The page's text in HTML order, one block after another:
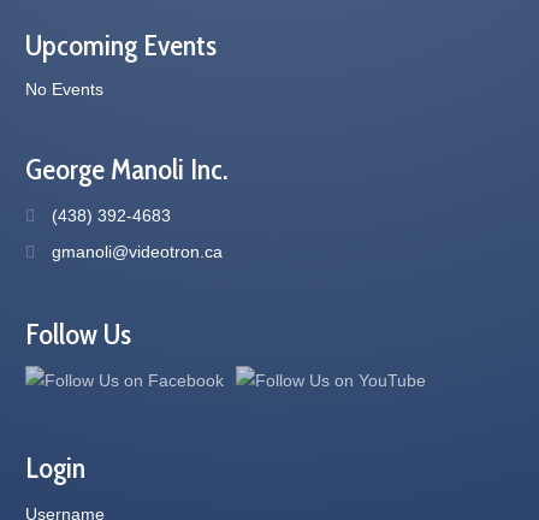
Upcoming Events
No Events
George Manoli Inc.
(438) 392-4683
gmanoli@videotron.ca
Follow Us
Login
Username